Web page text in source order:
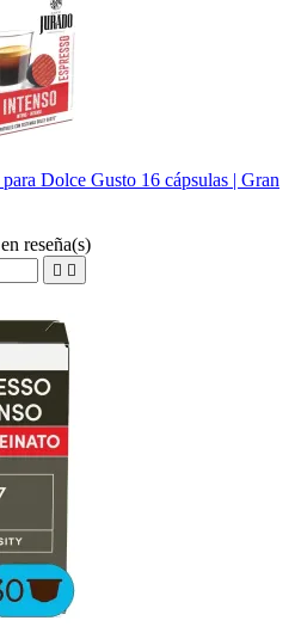
Dolce Gusto 16 cápsulas | Gran
reseña(s)
 